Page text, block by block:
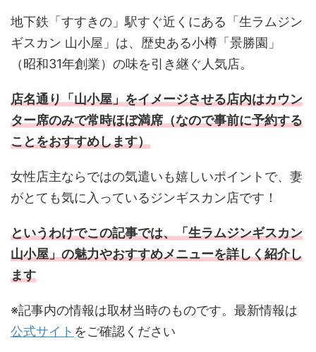
地下鉄「すすきの」駅すぐ近くにある「生ラムジン
ギスカン 山小屋」は、歴史ある小樽「景勝園」
（昭和31年創業）の味を引き継ぐ人気店。
店名通り「山小屋」をイメージさせる店内はカウン
ター席のみで常時ほぼ満席（なので事前に予約する
ことをおすすめします）
女性店主ならではの気遣いも嬉しいポイントで、妻
がとても気に入っているジンギスカン店です！
というわけでこの記事では、「生ラムジンギスカン
山小屋」の魅力やおすすめメニューを詳しく紹介し
ます
※記事内の情報は取材当時のものです。最新情報は
公式サイト をご確認ください